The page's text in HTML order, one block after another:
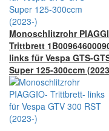
Monoschlitzrohr
Trittbrett
links für Vespa GTS-
Super 125-300ccm